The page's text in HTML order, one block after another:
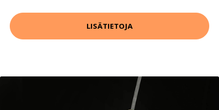
LISÄTIETOJA